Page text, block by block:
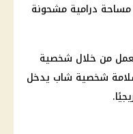
درامية مشحونة
من خلال شخصية
شخصية شاب يدخل